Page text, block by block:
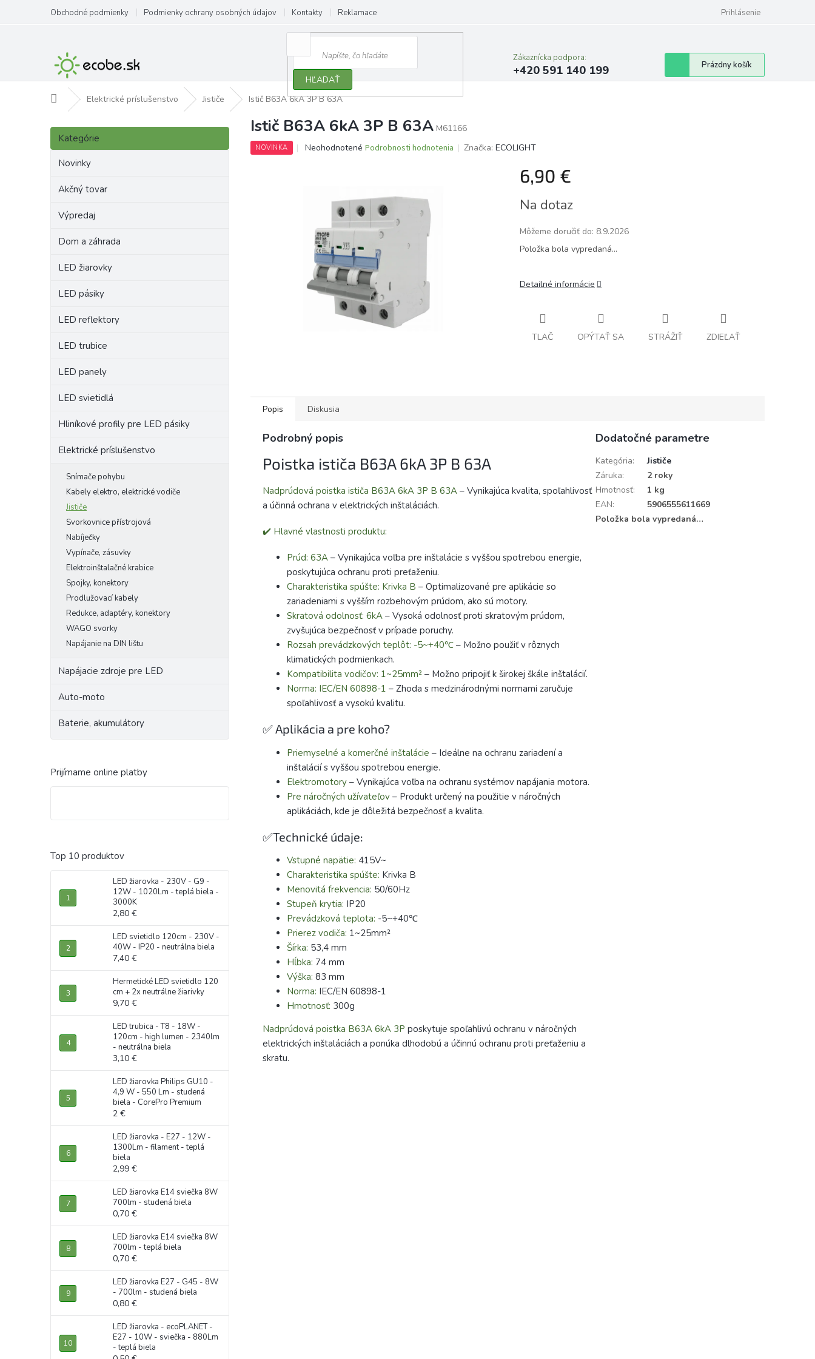
obsah
Obchodné podmienky Podmienky ochrany osobných údajov Kontakty Reklamace Prihlásenie
HĽADAŤ
Zákaznícka podpora:
+420 591 140 199
Nákupný
košík
Prázdny košík
DomovElektrické príslušenstvo Jističe Istič B63A 6kA 3P B 63A
B
č
Preskočiť
kategórie
Kategórie
Novinky
Akčný tovar
Výpredaj
Dom a záhrada
LED žiarovky
LED pásiky
LED reflektory
LED trubice
LED panely
LED svietidlá
Hliníkové profily pre LED pásiky
Elektrické príslušenstvo
Snímače pohybu
Kabely elektro, elektrické vodiče
Jističe
Svorkovnice přístrojová
Nabíječky
Vypínače, zásuvky
Elektroinštalačné krabice
Spojky, konektory
Prodlužovací kabely
Redukce, adaptéry, konektory
WAGO svorky
Napájanie na DIN lištu
Napájacie zdroje pre LED
Auto-moto
Baterie, akumulátory
Prijímame online platby
Top 10 produktov
LED žiarovka - 230V - G9 -
12W - 1020Lm - teplá biela -
3000K
2,80 €
LED svietidlo 120cm - 230V -
40W - IP20 - neutrálna biela
7,40 €
Hermetické LED svietidlo 120
cm + 2x neutrálne žiarivky
9,70 €
LED trubica - T8 - 18W -
120cm - high lumen - 2340lm
- neutrálna biela
3,10 €
LED žiarovka Philips GU10 -
4,9 W - 550 Lm - studená
biela - CorePro Premium
2 €
LED žiarovka - E27 - 12W -
1300Lm - filament - teplá
biela
2,99 €
LED žiarovka E14 sviečka 8W
700lm - studená biela
0,70 €
LED žiarovka E14 sviečka 8W
700lm - teplá biela
0,70 €
LED žiarovka E27 - G45 - 8W
- 700lm - studená biela
0,80 €
LED žiarovka - ecoPLANET -
E27 - 10W - sviečka - 880Lm
- teplá biela
Istič B63A 6kA 3P B 63A M61166
NOVINKA
Priemerné
hviezdičiek.
Neohodnotené Podrobnosti hodnotenia Značka: ECOLIGHT
6,90 €
cena:
Na dotaz
Môžeme doručiť do: 8.9.2026
Položka bola vypredaná…
Detailné informácie
TLAČ OPÝTAŤ SA STRÁŽIŤ ZDIEĽAŤ
Popis Diskusia
Podrobný popis
Poistka ističa B63A 6kA 3P B 63A
Nadprúdová poistka ističa B63A 6kA 3P B 63A – Vynikajúca kvalita, spoľahlivosť
a účinná ochrana v elektrických inštaláciách.
✔️ Hlavné vlastnosti produktu:
Prúd: 63A – Vynikajúca voľba pre inštalácie s vyššou spotrebou energie,
poskytujúca ochranu proti preťaženiu.
Charakteristika spúšte: Krivka B – Optimalizované pre aplikácie so
zariadeniami s vyšším rozbehovým prúdom, ako sú motory.
Skratová odolnosť: 6kA – Vysoká odolnosť proti skratovým prúdom,
zvyšujúca bezpečnosť v prípade poruchy.
Rozsah prevádzkových teplôt: -5~+40℃ – Možno použiť v rôznych
klimatických podmienkach.
Kompatibilita vodičov: 1~25mm² – Možno pripojiť k širokej škále inštalácií.
Norma: IEC/EN 60898-1 – Zhoda s medzinárodnými normami zaručuje
spoľahlivosť a vysokú kvalitu.
✅ Aplikácia a pre koho?
Priemyselné a komerčné inštalácie – Ideálne na ochranu zariadení a
inštalácií s vyššou spotrebou energie.
Elektromotory – Vynikajúca voľba na ochranu systémov napájania motora.
Pre náročných užívateľov – Produkt určený na použitie v náročných
aplikáciách, kde je dôležitá bezpečnosť a kvalita.
✅Technické údaje:
Vstupné napätie: 415V~
Charakteristika spúšte: Krivka B
Menovitá frekvencia: 50/60Hz
Stupeň krytia: IP20
Prevádzková teplota: -5~+40℃
Prierez vodiča: 1~25mm²
Šírka: 53,4 mm
Hĺbka: 74 mm
Výška: 83 mm
Norma: IEC/EN 60898-1
Hmotnosť: 300g
Nadprúdová poistka B63A 6kA 3P poskytuje spoľahlivú ochranu v náročných
elektrických inštaláciách a ponúka dlhodobú a účinnú ochranu proti preťaženiu a
skratu.
Dodatočné parametre
Kategória:
Jističe
Záruka:
2 roky
Hmotnosť:
1 kg
EAN:
5906555611669
Položka bola vypredaná…